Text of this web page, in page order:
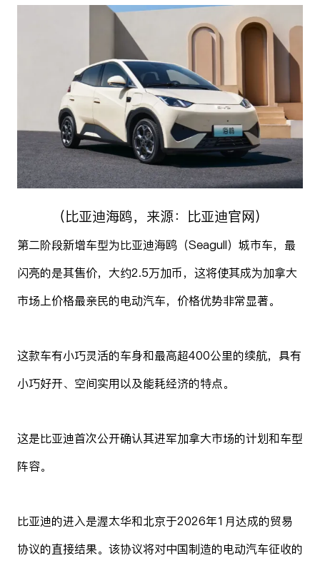
（比亚迪海鸥，来源：比亚迪官网）
第二阶段新增车型为比亚迪海鸥（Seagull）城市车，最
闪亮的是其售价，大约2.5万加币，这将使其成为加拿大
市场上价格最亲民的电动汽车，价格优势非常显著。
这款车有小巧灵活的车身和最高超400公里的续航，具有
小巧好开、空间实用以及能耗经济的特点。
这是比亚迪首次公开确认其进军加拿大市场的计划和车型
阵容。
比亚迪的进入是渥太华和北京于2026年1月达成的贸易
协议的直接结果。该协议将对中国制造的电动汽车征收的